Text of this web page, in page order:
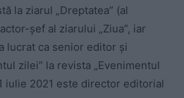
la ziarul „Dreptatea” (al
șef al ziarului „Ziua”, iar
lucrat ca senior editor și
zilei” la revista „Evenimentul
iulie 2021 este director editorial